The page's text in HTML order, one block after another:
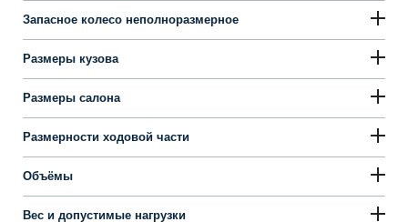
Запасное колесо неполноразмерное
Размеры кузова
Размеры салона
Размерности ходовой части
Объёмы
Вес и допустимые нагрузки